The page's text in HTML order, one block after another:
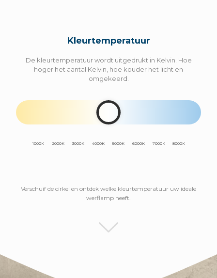
Kleurtemperatuur
De kleurtemperatuur wordt uitgedrukt in Kelvin. Hoe
hoger het aantal Kelvin, hoe kouder het licht en
omgekeerd.
1000K 2000K 3000K 4000K 5000K 6000K 7000K 8000K
Verschuif de cirkel en ontdek welke kleurtemperatuur uw ideale
werflamp heeft.